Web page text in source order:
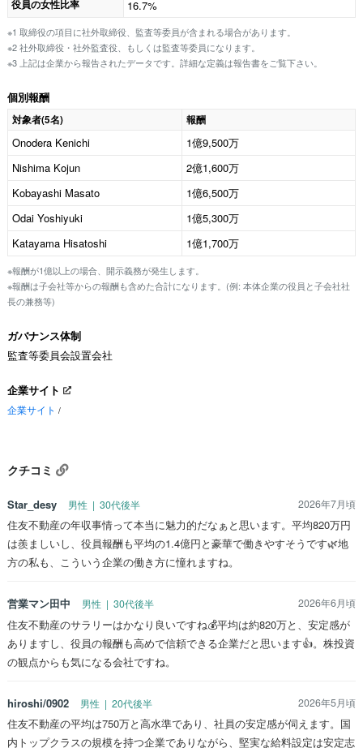
役員の女性比率 16.7%
※1 取締役の項目に社外取締役、監査等委員が含まれる場合があります。
※2 社外取締役・社外監査役、もしくは監査等委員になります。
※3 上記は企業から報告されたデータです。詳細な定義は報告書をご覧下さい。
個別報酬
対象者(5名) 報酬
Onodera Kenichi
1億9,500万
Nishima Kojun
2億1,600万
Kobayashi Masato
1億6,500万
Odai Yoshiyuki
1億5,300万
Katayama Hisatoshi
1億1,700万
※報酬が1億以上の場合、開示義務が発生します。
※報酬は子会社等からの報酬も含めた合計になります。(例: 本体企業の役員と子会社社
長の兼務等)
ガバナンス体制
監査等委員会設置会社
企業サイト
企業サイト /
クチコミ
Star_desy 男性 | 30代後半 2026年7月頃
住友不動産の年収事情って本当に魅力的だなぁと思います。平均820万円
は羨ましいし、役員報酬も平均の1.4億円と豪華で働きやすそうです🌿地
方の私も、こういう企業の働き方に憧れますね。
営業マン田中 男性 | 30代後半 2026年6月頃
住友不動産のサラリーはかなり良いですね💰平均は約820万と、安定感が
ありますし、役員の報酬も高めで信頼できる企業だと思います👍。株投資
の観点からも気になる会社ですね。
hiroshi/0902 男性 | 20代後半 2026年5月頃
住友不動産の平均は750万と高水準であり、社員の安定感が伺えます。国
内トップクラスの規模を持つ企業でありながら、堅実な給料設定は安定志